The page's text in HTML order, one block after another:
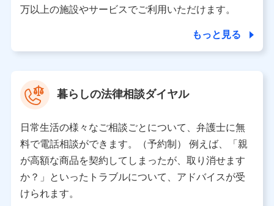
人データを共同利用します。
氏名、電話番号、メールアドレス、お客さまの識別子、属
性、連絡先、dポイントサービスのご利用に関する情報。例
として、dポイントカード番号、性別、年齢、家族構成、住
所、dポイント残高、dポイント利用履歴などが含まれます。
利用情報
当社又は株式会社NTTドコモが提供する各種サービスなどの
ご契約・ご利用などに関する情報。例として、当社又は株式
会社NTTドコモが提供する各種サービスのご契約状態・ご利
用履歴インターネット利用時の行動に関する情報、アプリケ
ーション利用時の行動に関する情報、購入されたサービスや
万以上の施設やサービスでご利用いただけます。
もっと見る
暮らしの法律相談ダイヤル
日常生活の様々なご相談ごとについて、弁護士に無
料で電話相談ができます。（予約制） 例えば、「親
が高額な商品を契約してしまったが、取り消せます
か？」といったトラブルについて、アドバイスが受
けられます。